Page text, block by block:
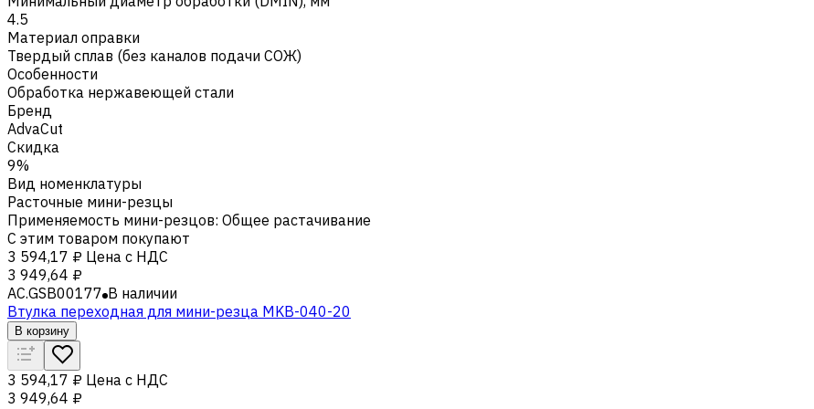
4.5
Материал оправки
Твердый сплав (без каналов подачи СОЖ)
Особенности
Обработка нержавеющей стали
Бренд
AdvaCut
Скидка
9%
Вид номенклатуры
Расточные мини-резцы
Применяемость мини-резцов: Общее растачивание
С этим товаром покупают
3 594,17 ₽ Цена с НДС
3 949,64 ₽
AC.GSB00177 В наличии
Втулка переходная для мини-резца MKB-040-20
В корзину
3 594,17 ₽ Цена с НДС
3 949,64 ₽